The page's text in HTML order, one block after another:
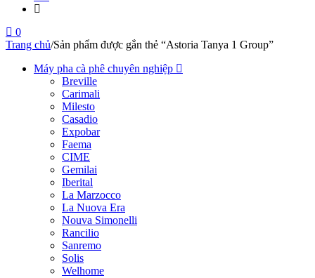
0
Trang chủ/Sản phẩm được gắn thẻ “Astoria Tanya 1 Group”
Máy pha cà phê chuyên nghiệp
Breville
Carimali
Milesto
Casadio
Expobar
Faema
CIME
Gemilai
Iberital
La Marzocco
La Nuova Era
Nouva Simonelli
Rancilio
Sanremo
Solis
Welhome